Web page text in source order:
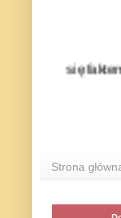
się faktem.
Strona